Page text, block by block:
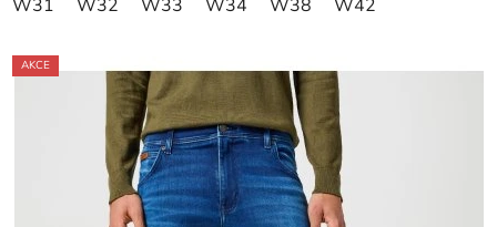
W31 W32 W33 W34 W38 W42
AKCE